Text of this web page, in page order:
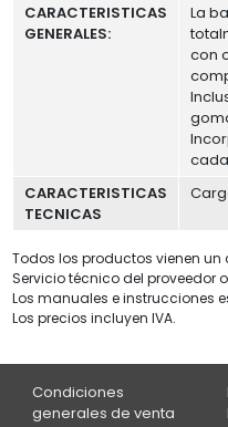
CARACTERISTICAS
GENERALES:
La
con
CARACTERISTICAS
TECNICAS
Todos los productos vienen
Servicio técnico del proveedor
Los manuales e instrucciones
Los precios incluyen IVA.
Condiciones
generales de venta